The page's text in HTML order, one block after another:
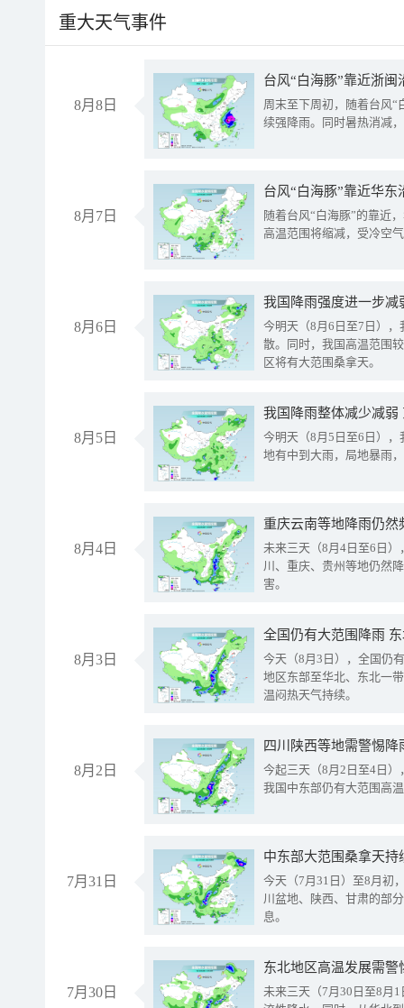
重大天气事件
8月8日
台风“白海豚”靠近浙
周末至下周初，随着台风“
续强降雨。同时暑热消减
8月7日
台风“白海豚”靠近华
随着台风“白海豚”的靠近
高温范围将缩减，受冷空
8月6日
今明天（8月6日至7日）
散。同时，我国高温范围
区将有大范围桑拿天。
8月5日
我国降雨整体减少减弱
今明天（8月5日至6日）
地有中到大雨，局地暴雨
8月4日
重庆云南等地降雨仍然
未来三天（8月4日至6日
川、重庆、贵州等地仍然
害。
8月3日
全国仍有大范围降雨
今天（8月3日），全国仍
地区东部至华北、东北一
温闷热天气持续。
8月2日
今起三天（8月2日至4日
我国中东部仍有大范围高
7月31日
中东部大范围桑拿天
今天（7月31日）至8月初
川盆地、陕西、甘肃的部
息。
7月30日
东北地区高温发展需
未来三天（7月30日至8月